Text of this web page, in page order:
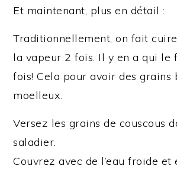
Et maintenant, plus en détail :
Traditionnellement, on fait
la vapeur 2 fois. Il y en a qui le
fois! Cela pour avoir des grains
moelleux.
Versez les grains de couscous
saladier.
Couvrez avec de l’eau froide et